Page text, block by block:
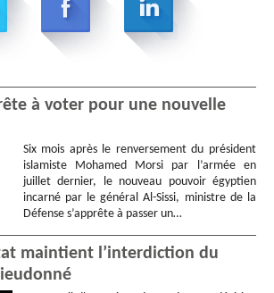
à voter pour une nouvelle
Six mois après le renversement du président
islamiste Mohamed Morsi par l’armée en
juillet dernier, le nouveau pouvoir égyptien
incarné par le général Al-Sissi, ministre de la
Défense s’apprête à passer un…
maintient l’interdiction du